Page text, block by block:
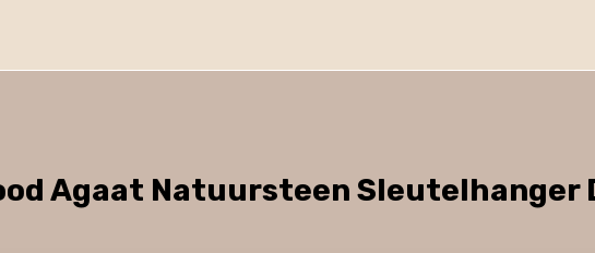
Agaat Natuursteen Sleutelhanger